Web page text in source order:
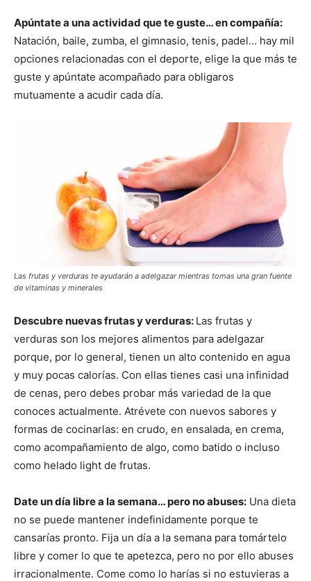
Apúntate a una actividad que te guste… en compañía:
Natación, baile, zumba, el gimnasio, tenis, padel… hay mil
opciones relacionadas con el deporte, elige la que más te
guste y apúntate acompañado para obligaros
mutuamente a acudir cada día.
Las frutas y verduras te ayudarán a adelgazar mientras tomas una gran fuente
de vitaminas y minerales
Descubre nuevas frutas y verduras: Las frutas y
verduras son los mejores alimentos para adelgazar
porque, por lo general, tienen un alto contenido en agua
y muy pocas calorías. Con ellas tienes casi una infinidad
de cenas, pero debes probar más variedad de la que
conoces actualmente. Atrévete con nuevos sabores y
formas de cocinarlas: en crudo, en ensalada, en crema,
como acompañamiento de algo, como batido o incluso
como helado light de frutas.
Date un día libre a la semana… pero no abuses: Una dieta
no se puede mantener indefinidamente porque te
cansarías pronto. Fija un día a la semana para tomártelo
libre y comer lo que te apetezca, pero no por ello abuses
irracionalmente. Come como lo harías si no estuvieras a